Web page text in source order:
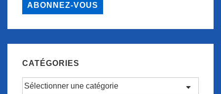
ABONNEZ-VOUS
CATÉGORIES
Catégories